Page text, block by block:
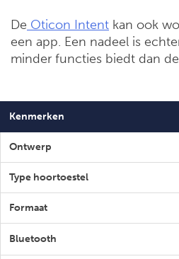
De Oticon Intent kan ook
een app. Een nadeel is
minder functies biedt dan
Kenmerken
Ontwerp
Type hoortoestel
Formaat
Bluetooth